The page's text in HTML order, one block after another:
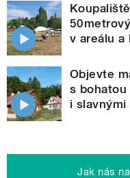
v areálu a
Objevte
s
i
Jak nás